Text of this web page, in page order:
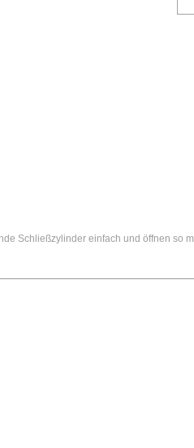
Schließzylinder einfach und öffnen so